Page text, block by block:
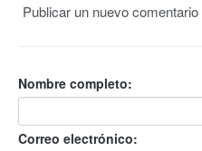
Publicar un nuevo comentario
Nombre completo:
Correo electrónico: